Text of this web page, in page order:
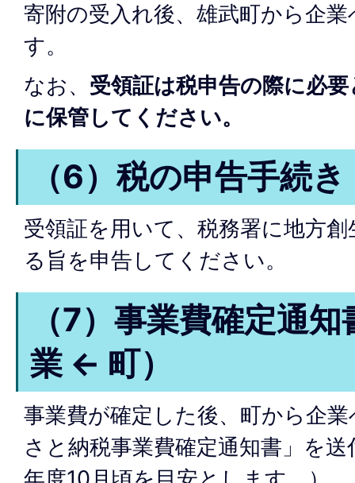
寄附の受入れ後、雄武町から企
す。
なお、 受領証は税申告の際に必
に保管してください。
（6）税の申告手続
受領証を用いて、税務署に地方
る旨を申告してください。
（7）事業費確定通
業 ← 町）
事業費が確定した後、町から企
さと納税事業費確定通知書」を